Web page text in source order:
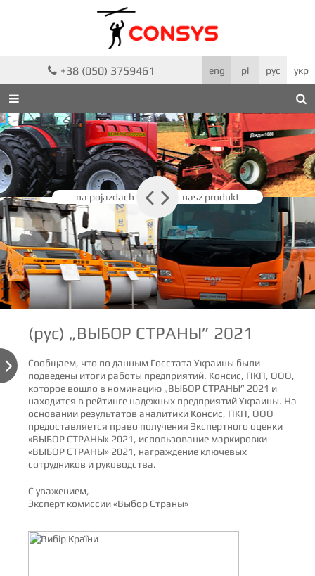
eng pl рус укр
 +38 (050) 3759461

na pojazdach nasz produkt
 

(рус) „ВЫБОР СТРАНЫ” 2021
Сообщаем, что по данным Госстата Украины были
подведены итоги работы предприятий. Консис, ПКП, ООО,
которое вошло в номинацию „ВЫБОР СТРАНЫ” 2021 и
находится в рейтинге надежных предприятий Украины. На
основании результатов аналитики Консис, ПКП, ООО
предоставляется право получения Экспертного оценки
«ВЫБОР СТРАНЫ» 2021, использование маркировки
«ВЫБОР СТРАНЫ» 2021, награждение ключевых
сотрудников и руководства.
С уважением,
Эксперт комиссии «Выбор Страны»